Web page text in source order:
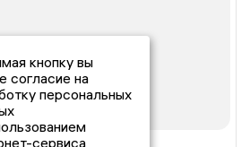
кнопку вы
согласие на
персональных
сервиса